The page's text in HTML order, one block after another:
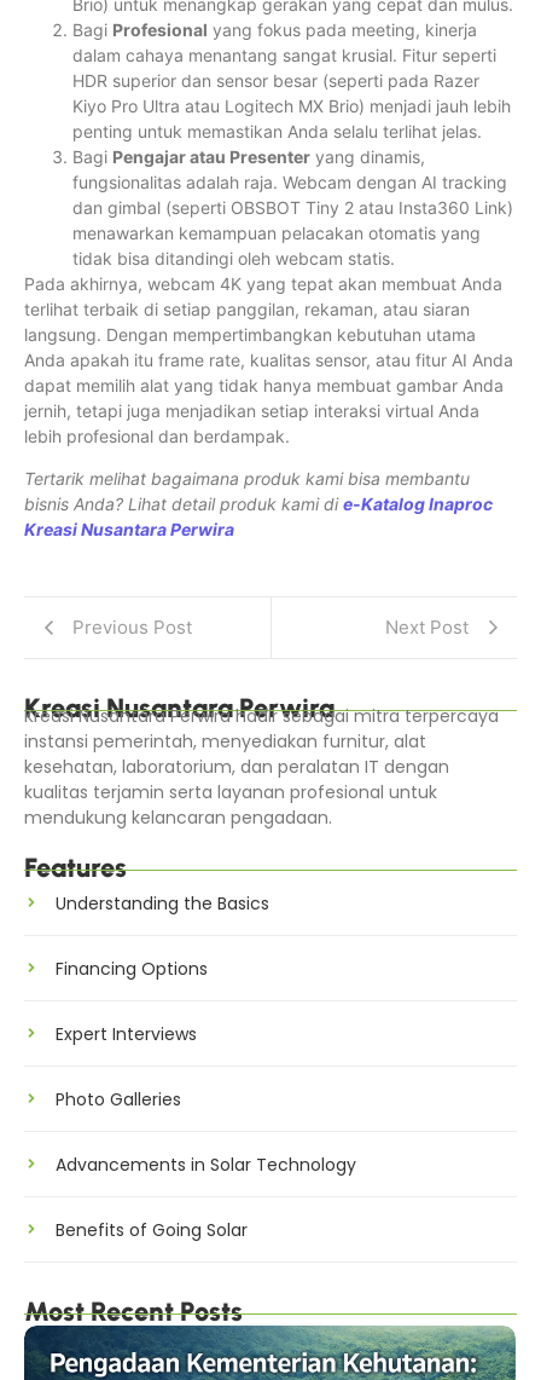
Brio) untuk menangkap gerakan yang cepat dan mulus.
Bagi Profesional yang fokus pada meeting, kinerja
dalam cahaya menantang sangat krusial. Fitur seperti
HDR superior dan sensor besar (seperti pada Razer
Kiyo Pro Ultra atau Logitech MX Brio) menjadi jauh lebih
penting untuk memastikan Anda selalu terlihat jelas.
Bagi Pengajar atau Presenter yang dinamis,
fungsionalitas adalah raja. Webcam dengan AI tracking
dan gimbal (seperti OBSBOT Tiny 2 atau Insta360 Link)
menawarkan kemampuan pelacakan otomatis yang
tidak bisa ditandingi oleh webcam statis.
Pada akhirnya, webcam 4K yang tepat akan membuat Anda
terlihat terbaik di setiap panggilan, rekaman, atau siaran
langsung. Dengan mempertimbangkan kebutuhan utama
Anda apakah itu frame rate, kualitas sensor, atau fitur AI Anda
dapat memilih alat yang tidak hanya membuat gambar Anda
jernih, tetapi juga menjadikan setiap interaksi virtual Anda
lebih profesional dan berdampak.
Tertarik melihat bagaimana produk kami bisa membantu
bisnis Anda? Lihat detail produk kami die-Katalog Inaproc
Kreasi Nusantara Perwira
Previous Post Next Post
Kreasi Nusantara Perwira
Kreasi Nusantara Perwira hadir sebagai mitra terpercaya
instansi pemerintah, menyediakan furnitur, alat
kesehatan, laboratorium, dan peralatan IT dengan
kualitas terjamin serta layanan profesional untuk
mendukung kelancaran pengadaan.
Features
Understanding the Basics
Financing Options
Expert Interviews
Photo Galleries
Advancements in Solar Technology
Benefits of Going Solar
Most Recent Posts